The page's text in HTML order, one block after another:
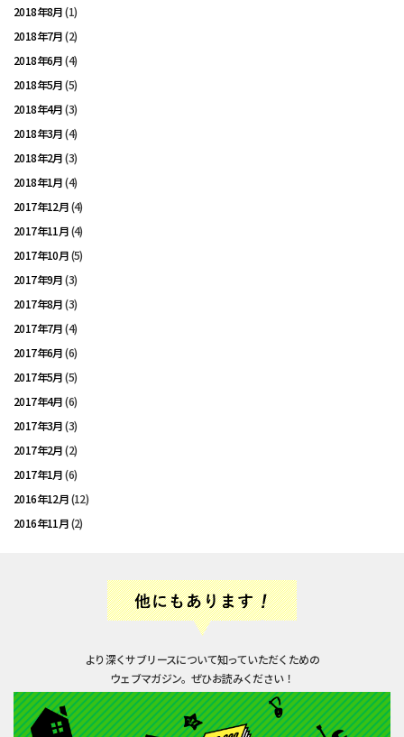
2018年8月(1)
2018年7月(2)
2018年6月(4)
2018年5月(5)
2018年4月(3)
2018年3月(4)
2018年2月(3)
2018年1月(4)
2017年12月(4)
2017年11月(4)
2017年10月(5)
2017年9月(3)
2017年8月(3)
2017年7月(4)
2017年6月(6)
2017年5月(5)
2017年4月(6)
2017年3月(3)
2017年2月(2)
2017年1月(6)
2016年12月(12)
2016年11月(2)
より深くサブリースについて知っていただくための
ウェブマガジン。ぜひお読みください！